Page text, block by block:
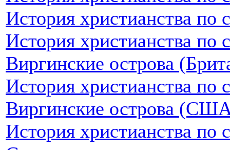
История христианства по
История христианства по
Виргинские острова
История христианства по
Виргинские острова
История христианства по